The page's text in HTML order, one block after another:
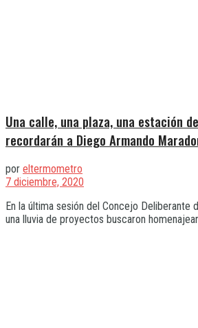
Una calle, una plaza, una estación
recordarán a Diego Armando
por eltermometro
7 diciembre, 2020
En la última sesión del Concejo Deliberante
una lluvia de proyectos buscaron